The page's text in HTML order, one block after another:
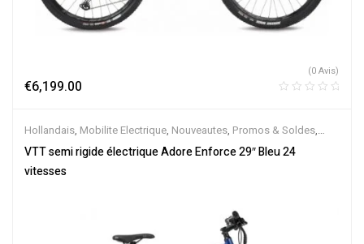
€6,199.00
(0 Avis)
Hollandais, Mobilite Electrique, Nouveautes, Promos & Soldes,
Semi-Rigides,Vélo électrique ville,Velos Electriques,VTT
Électriques
VTT semi rigide électrique Adore Enforce 29″ Bleu 24
vitesses